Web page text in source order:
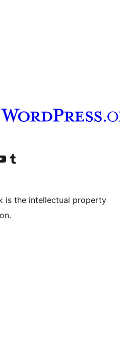
LinkedIn
do TikTok
nosso canal do YouTube
Acessar nossa conta no Tumblr
is the intellectual property